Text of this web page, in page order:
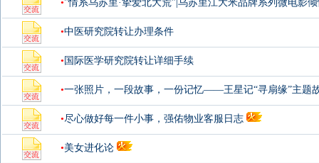
•"情系乌苏里·挚爱北大荒"|乌苏里江大米品牌系列微电影
•中医研究院转让办理条件
• 国际医学研究院转让详细手续
•一张照片，一段故事，一份记忆——王星记“寻扇缘”主题
•尽心做好每一件小事，强佑物业客服日志
•美女进化论